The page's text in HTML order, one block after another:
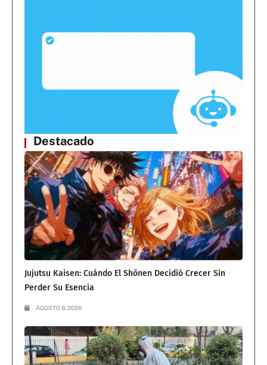
Destacado
Jujutsu Kaisen: Cuándo El Shōnen Decidió Crecer Sin
Perder Su Esencia
AGOSTO 8, 2026